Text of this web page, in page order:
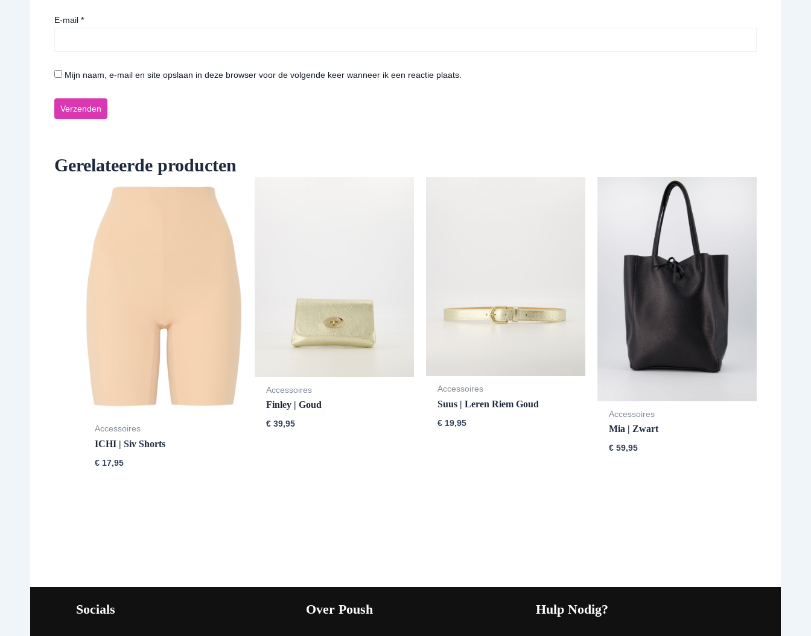
E-mail *
Mijn naam, e-mail en site opslaan in deze browser voor de volgende keer wanneer ik een reactie plaats.
Gerelateerde producten
Accessoires
ICHI | Siv Shorts
€ 17,95
Accessoires
Finley | Goud
€ 39,95
Accessoires
Suus | Leren Riem Goud
€ 19,95
Accessoires
Mia | Zwart
€ 59,95
Socials Over Poush Hulp Nodig?